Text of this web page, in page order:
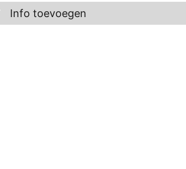
Info toevoegen